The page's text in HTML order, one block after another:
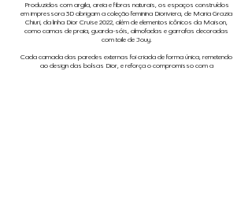
Produzidos com argila, areia e fibras naturais, os espaços construídos
em impressora 3D abrigam a coleção feminina Dioriviera, de Maria Grazia
Chiuri, da linha Dior Cruise 2022, além de elementos icônicos da Maison,
como camas de praia, guarda-sóis, almofadas e garrafas decoradas
com toile de Jouy.
Cada camada das paredes externas foi criada de forma única, remetendo
ao design das bolsas Dior, e reforça o compromisso com a